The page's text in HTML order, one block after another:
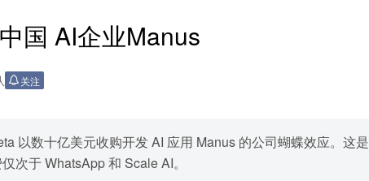
国 AI企业Manus
关注
以数十亿美元收购开发 AI 应用 Manus 的公司蝴蝶效应。这是
次于 WhatsApp 和 Scale AI。